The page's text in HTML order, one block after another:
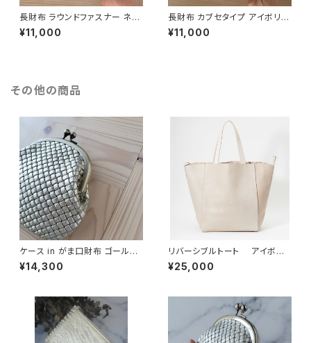
長財布 ラウンドファスナー ネイ
ビー「OMOTE to OMOTE」
¥11,000
長財布 カブセタイプ アイボリー
「OMOTE to OMOTE」
¥11,000
その他の商品
ケース in がま口財布 ゴールド
メッシュ型押「手のひらサイズに、
大人の便利さを」
¥14,300
リバーシブルトート アイボリ
ー「OMOTE to OMOTE」
¥25,000